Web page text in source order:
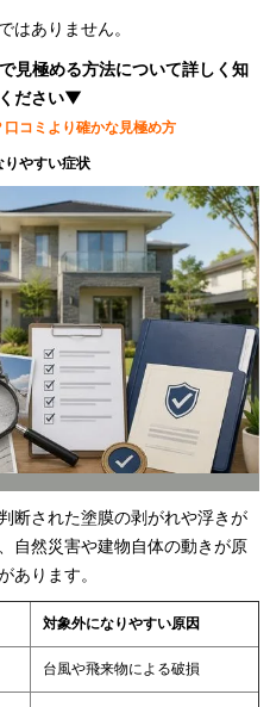
はありません。
見極める方法について詳しく知
ださい▼
コミより確かな見極め方
りやすい症状
断された塗膜の剥がれや浮きが
自然災害や建物自体の動きが原
あります。
対象外になりやすい原因
台風や飛来物による破損